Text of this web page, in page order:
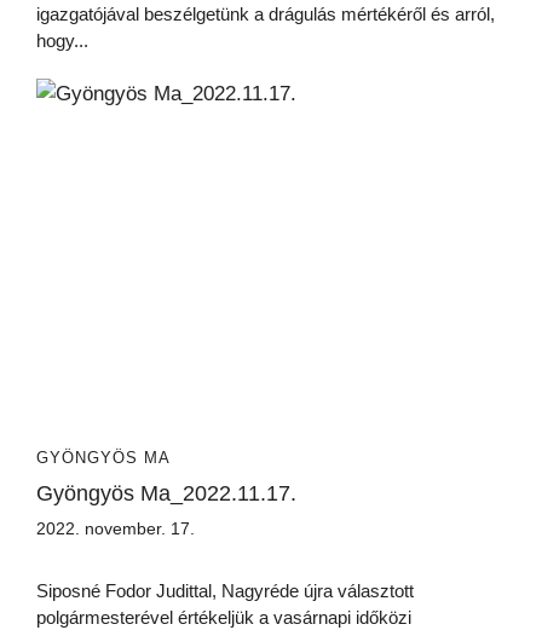
igazgatójával beszélgetünk a drágulás mértékéről és arról,
hogy...
GYÖNGYÖS MA
Gyöngyös Ma_2022.11.17.
2022. november. 17.
Siposné Fodor Judittal, Nagyréde újra választott
polgármesterével értékeljük a vasárnapi időközi